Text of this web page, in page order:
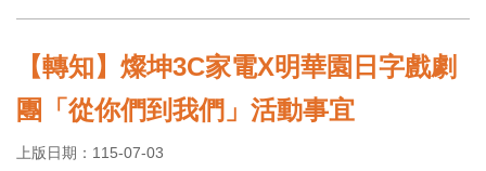
告
訊
認
文
【轉知】燦坤3C家電X明華園日字戲劇
團「從你們到我們」活動事宜
上版日期：115-07-03